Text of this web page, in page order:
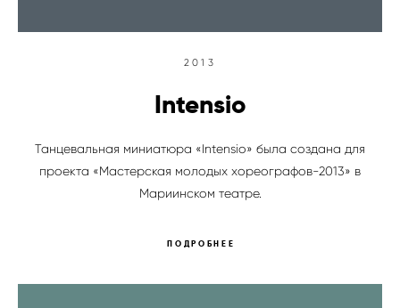
2013
Intensio
Танцевальная миниатюра «Intensio» была создана для
проекта «Мастерская молодых хореографов-2013» в
Мариинском театре.
ПОДРОБНЕЕ